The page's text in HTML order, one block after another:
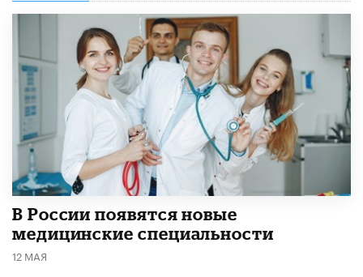
В России появятся новые
медицинские специальности
12 МАЯ